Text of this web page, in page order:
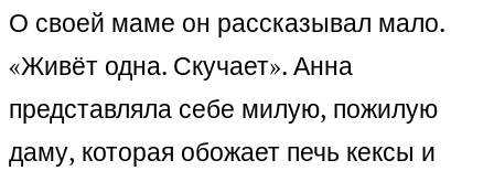
О своей маме он рассказывал мало.
«Живёт одна. Скучает». Анна
представляла себе милую, пожилую
даму, которая обожает печь кексы и